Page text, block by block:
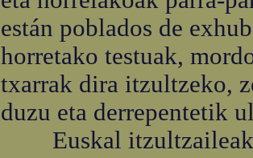
están poblados de
horretako testuak,
txarrak dira itzultzeko,
duzu eta derrepentetik
Euskal itzultzaileak